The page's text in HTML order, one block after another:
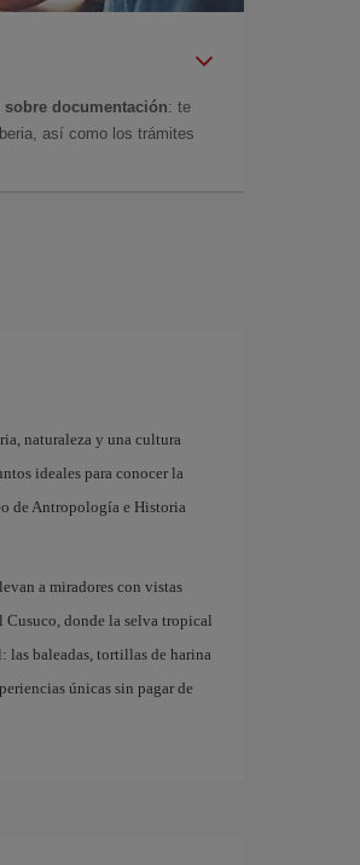
documentación: te
así como los trámites
naturaleza y una cultura
ideales para conocer la
de Antropología e Historia
a miradores con vistas
Cusuco, donde la selva tropical
las baleadas, tortillas de harina
únicas sin pagar de